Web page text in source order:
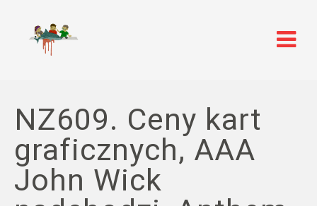
NZ609. Ceny kart
graficznych, AAA
John Wick